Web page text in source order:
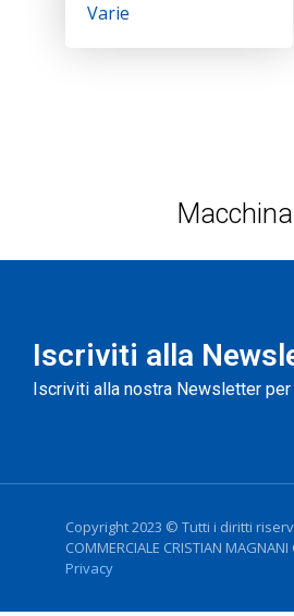
Varie
Iscriviti alla
Iscriviti alla nostra Newsletter per
Copyright 2023 © Tutti i diritti
COMMERCIALE CRISTIAN
Privacy